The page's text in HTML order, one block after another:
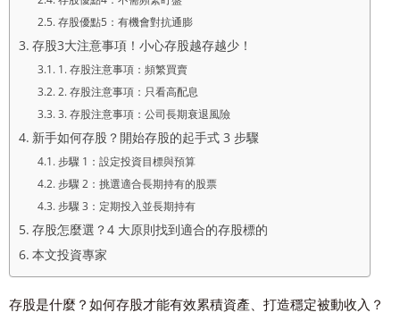
存股優點5：有機會對抗通膨
存股3大注意事項！小心存股越存越少！
1. 存股注意事項：頻繁買賣
2. 存股注意事項：只看高配息
3. 存股注意事項：公司長期衰退風險
新手如何存股？開始存股的起手式 3 步驟
步驟 1：設定投資目標與預算
步驟 2：挑選適合長期持有的股票
步驟 3：定期投入並長期持有
存股怎麼選？4 大原則找到適合的存股標的
本文投資專家
存股是什麼？如何存股才能有效累積資產、打造穩定被動收入？